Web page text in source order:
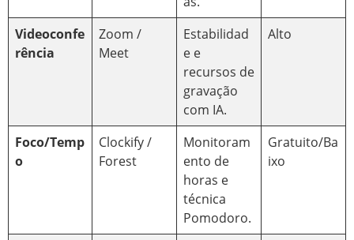
Videoconfe
rência
Zoom /
Meet
Estabilidad
e e
recursos de
gravação
com IA.
Alto
Foco/Temp
o
Clockify /
Forest
Monitoram
ento de
horas e
técnica
Pomodoro.
Gratuito/Ba
ixo